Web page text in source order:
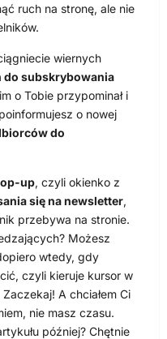
ruch na stronę, ale nie
wiernych
do subskrybowania
o Tobie przypominał i
o nowej
do
up, czyli okienko z
się na newsletter,
przebywa na stronie.
Możesz
wtedy, gdy
czyli kieruje kursor w
A chciałem Ci
nie masz czasu.
później? Chętnie